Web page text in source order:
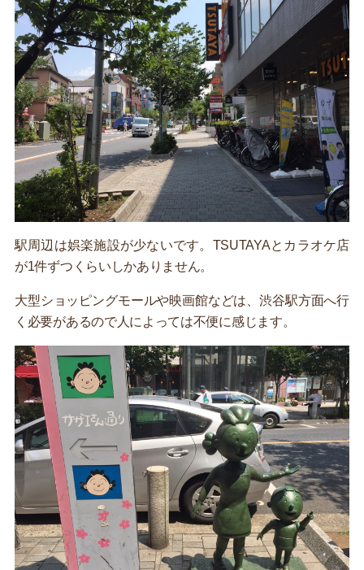
駅周辺は娯楽施設が少ないです。TSUTAYAとカラオケ店
が1件ずつくらいしかありません。
大型ショッピングモールや映画館などは、渋谷駅方面へ行
く必要があるので人によっては不便に感じます。